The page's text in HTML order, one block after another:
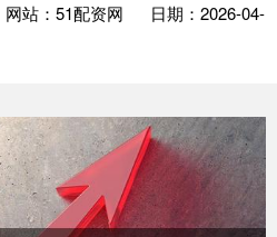
网站：51配资网
日期：2026-04-